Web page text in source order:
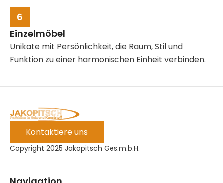
6
Einzelmöbel
Unikate mit Persönlichkeit, die Raum, Stil und
Funktion zu einer harmonischen Einheit verbinden.
Kontaktiere uns
Copyright 2025 Jakopitsch Ges.m.b.H.